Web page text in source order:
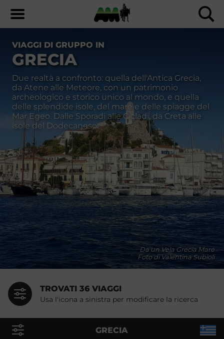
VIAGGI DI GRUPPO IN
GRECIA
Due realtà a confronto: quella dell'Antica Grecia,
da Atene alle Meteore, con un patrimonio
archeologico e storico unico al mondo, e quella
delle splendide isole, del mare e delle spiagge del
Mar Egeo. Dalle Sporadi alle Cicladi, da Creta alle
isole del Dodecaneso.
Da un Vela Grecia Mare
Foto di Valentina Subioli
TROVATI 36 VIAGGI
Usa l'icona a sinistra per modificare la ricerca
GRECIA